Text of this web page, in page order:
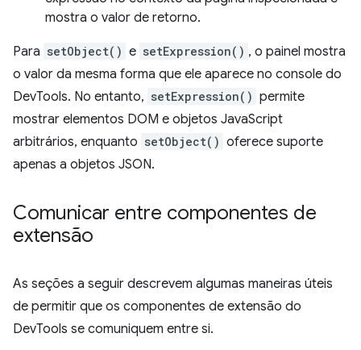
mostra o valor de retorno.
Para setObject() e setExpression() , o painel mostra
o valor da mesma forma que ele aparece no console do
DevTools. No entanto, setExpression() permite
mostrar elementos DOM e objetos JavaScript
arbitrários, enquanto setObject() oferece suporte
apenas a objetos JSON.
Comunicar entre componentes de
extensão
As seções a seguir descrevem algumas maneiras úteis
de permitir que os componentes de extensão do
DevTools se comuniquem entre si.